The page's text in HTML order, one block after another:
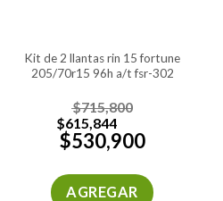
kit de 2 llantas rin 15 fortune
205/70r15 96h a/t fsr-302
$715,800
$615,844
$530,900
AGREGAR